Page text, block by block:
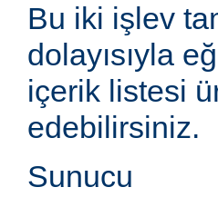
Bu iki işlev
dolayısıyla
içerik listesi
edebilirsiniz.
Sunucu